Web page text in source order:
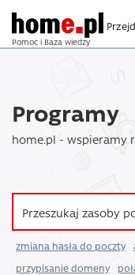
Pomoc i Baza wiedzy
Programy
home.pl - wspieramy
zmiana hasła do poczty
przypisanie domeny